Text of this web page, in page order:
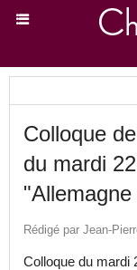
Colloque
du mardi
Rédigé par Jean-
Colloque du mardi